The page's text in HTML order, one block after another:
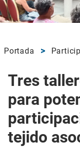
Portada
Tres
para
tejido